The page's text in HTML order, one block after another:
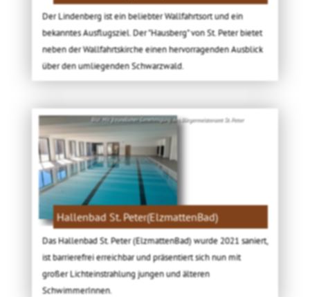
Der Lindenberg ist ein beliebter Wallfahrtsort und ein
bekanntes Ausflugsziel. Der "Hausberg" von St. Peter bietet
neben der Wallfahrtskirche einen hervorragenden Ausblick
über den umliegenden Schwarzwald.
Bild: Mit freundlicher Genehmigung des Bürgermeisteramt St. Peter
Hallenbad St. Peter(ElzmattenBad)
Das Hallenbad St. Peter (ElzmattenBad) wurde 2021 saniert,
ist barrierefrei erreichbar und präsentiert sich nun mit
großer Lichteinstrahlung jungen und älteren
SchwimmerInnen.